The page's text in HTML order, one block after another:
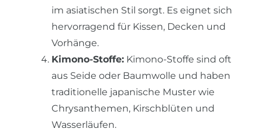
im asiatischen Stil sorgt. Es eignet sich
hervorragend für Kissen, Decken und
Vorhänge.
Kimono-Stoffe: Kimono-Stoffe sind oft
aus Seide oder Baumwolle und haben
traditionelle japanische Muster wie
Chrysanthemen, Kirschblüten und
Wasserläufen.